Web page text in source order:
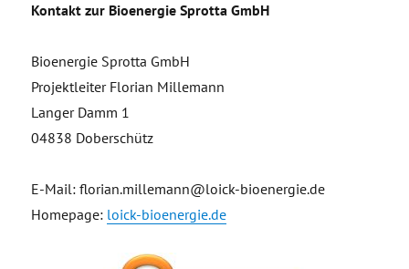
Kontakt zur Bioenergie Sprotta GmbH
Bioenergie Sprotta GmbH
Projektleiter Florian Millemann
Langer Damm 1
04838 Doberschütz
E-Mail: florian.millemann@loick-bioenergie.de
Homepage: loick-bioenergie.de